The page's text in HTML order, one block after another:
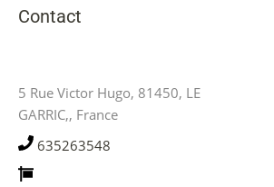
Contact
5 Rue Victor Hugo, 81450, LE
GARRIC,, France
635263548